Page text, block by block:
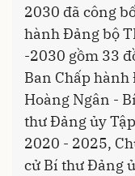
2030 đã công
hành Đảng bộ
-2030 gồm 33
Ban Chấp
Hoàng Ngân - Bí
thư Đảng ủy
2020 - 2025,
cử Bí thư Đảng